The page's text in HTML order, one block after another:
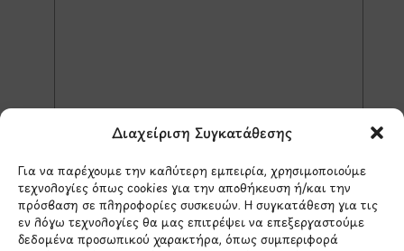
Διαχείριση Συγκατάθεσης
Για να παρέχουμε την καλύτερη εμπειρία, χρησιμοποιούμε
τεχνολογίες όπως cookies για την αποθήκευση ή/και την
πρόσβαση σε πληροφορίες συσκευών. Η συγκατάθεση για τις
εν λόγω τεχνολογίες θα μας επιτρέψει να επεξεργαστούμε
δεδομένα προσωπικού χαρακτήρα, όπως συμπεριφορά
*Αυτός ο ιστότοπος προστατεύεται από το σύστημα
reCAPTCHA και ισχύουν ηΠολιτική Απορρήτουκαι οι
Όροι Παροχής Υπηρεσιώντης Google.